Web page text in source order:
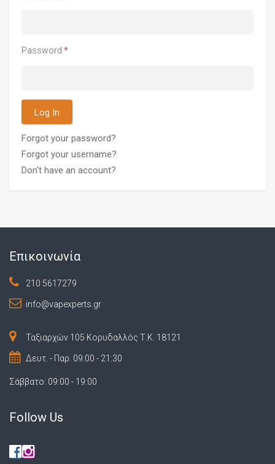
Password *
Log In
Forgot your password?
Forgot your username?
Don't have an account?
Επικοινωνία
210 5617279
info@vapexperts.gr
Ταξιαρχών 105 Κορυδαλλός Τ.Κ. 18121
Δευτ. - Παρ. 09:00 - 21:30
Σάββατο: 09:00 - 19:00
Follow Us